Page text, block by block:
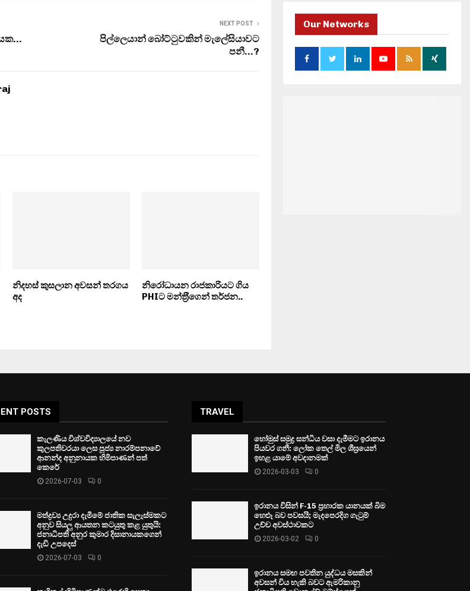
NEXT POST
පිල්ලෙයාන් බෝට්ටුවකින් මැලේසියාවට
පනී…?
නිදහස් කුසලාන අවසන් තරගය
අද
නිරෝධායන රාජකාරියට ගිය
PHIට මන්ත‍්‍රීගෙන් තර්ජන..
Our Networks
POSTS
කැලණිය විශ්වවිද්‍යාලයේ නව
කුලපතිවරයා ලෙස පූජ්‍ය නාරම්පනාවේ
ආනන්ද අනුනායක හිමිපාණන් පත්
කෙරේ
2026-07-03 0
මත්ද්‍රව්‍ය උදුරා දැමීමේ ජාතික සැලැස්මකට
අනුව සියලු ආයතන කටයුතු කළ යුතුයි:
ජනාධිපති අනුර කුමාර දිසානායකගෙන්
දැඩි උපදෙස්
2026-07-03 0
TRAVEL
හෝමුස් සමුද්‍ර සන්ධිය වසා දැමීමට ඉරානය
පියවර ගනී: ලෝක තෙල් මිල ශීඝ්‍රයෙන්
ඉහළ යාමේ අවදානමක්
2026-03-03 0
ඉරානය විසින් F-15 ප්‍රහාරක යානයක් බිම
හෙළූ බව පවසයි; මැදපෙරදිග ගැටුම්
උච්ච අවස්ථාවකට
2026-03-02 0
ඉරානය සමඟ පවතින යුද්ධය මසකින්
අවසන් විය හැකි බවට ඇමරිකානු